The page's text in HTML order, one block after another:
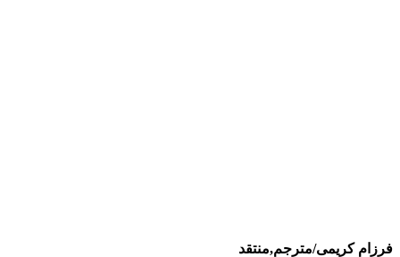
فرزام کریمی/مترجم,منتقد